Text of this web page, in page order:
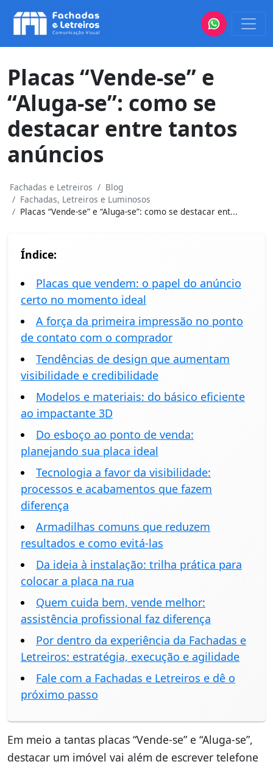
Placas “Vende-se” e
“Aluga-se”: como se
destacar entre tantos
anúncios
Fachadas e Letreiros
Blog
Fachadas, Letreiros e Luminosos
Placas “Vende-se” e “Aluga-se”: como se destacar ent...
Índice:
Placas que vendem: o papel do anúncio
certo no momento ideal
A força da primeira impressão no ponto
de contato com o comprador
Tendências de design que aumentam
visibilidade e credibilidade
Modelos e materiais: do básico eficiente
ao impactante 3D
Do esboço ao ponto de venda:
planejando sua placa ideal
Tecnologia a favor da visibilidade:
processos e acabamentos que fazem
diferença
Armadilhas comuns que reduzem
resultados e como evitá-las
Da ideia à instalação: trilha prática para
colocar a placa na rua
Quem cuida bem, vende melhor:
assistência profissional faz diferença
Por dentro da experiência da Fachadas e
Letreiros: estratégia, execução e agilidade
Fale com a Fachadas e Letreiros e dê o
próximo passo
Em meio a tantas placas “Vende-se” e “Aluga-se”,
destacar um imóvel vai além de escrever telefone